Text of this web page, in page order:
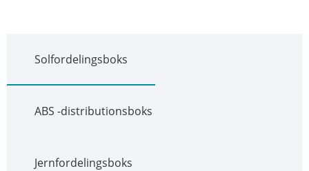
Solfordelingsboks
ABS -distributionsboks
Jernfordelingsboks